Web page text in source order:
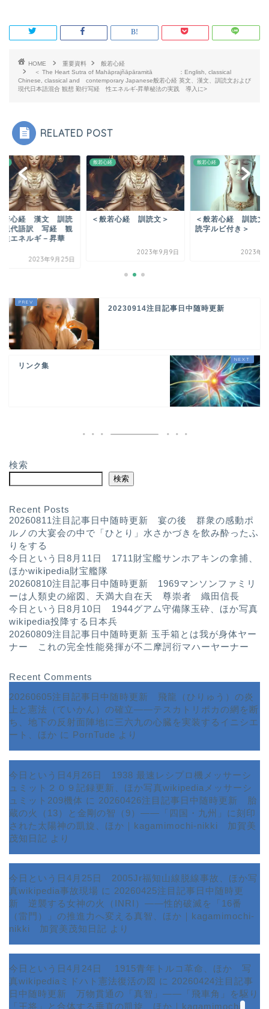
HOME 重要資料
般若心経
＜ The Heart Sutra of Mahāprajñāpāramitā ：English, classical
Chinese, classical and contemporary Japanese般若心経 英文、漢文、訓読文および
現代日本語混合 観想 勤行写経 性エネルギ-昇華秘法の実践 導入に>
RELATED POST
若心経 漢文 訓読
代語訳 写経 観
エネルギ－昇華
2023年9月25日
般若心経
＜般若心経 訓読文＞
2023年9月9日
般若心経
＜般若心経 訓読
読字ルビ付き＞
2023年9
20230914注目記事日中随時更新
リンク集
検索
検索
Recent Posts
20260811注目記事日中随時更新 宴の後 群衆の感動ポ
ルノの大宴会の中で「ひとり」水さかづきを飲み酔ったふ
りをする
今日という日8月11日 1711財宝艦サンホアキンの拿捕、
ほかwikipedia財宝艦隊
20260810注目記事日中随時更新 1969マンソンファミリ
ーは人類史の縮図、天満大自在天 尊崇者 織田信長
今日という日8月10日 1944グアム守備隊玉砕、ほか写真
wikipedia投降する日本兵
20260809注目記事日中随時更新 玉手箱とは我が身体ヤー
ナー これの完全性能発揮が不二摩訶衍マハーヤーナー
Recent Comments
20260605注目記事日中随時更新 飛龍（ひりゅう）の炎
上と憲法（ていかん）の確立――テスカトリポカの網を断
ち、地下の反射面陣地に三六九の心臓を実装するイニシエ
ート、ほか に PornTude より
今日という日4月26日 1938 最速レシプロ機メッサーシ
ュミット２０９記録更新、ほか写真wikipediaメッサーシ
ュミット209機体 に 20260426注目記事日中随時更新 胎
蔵の火（13）と金剛の智（9）――「四国・九州」に刻印
された太陽神の凱旋、ほか｜kagamimochi-nikki 加賀美
茂知日記 より
今日という日4月25日 2005Jr福知山線脱線事故、ほか写
真wikipedia事故現場 に 20260425注目記事日中随時更
新 逆襲する女神の火（INRI）――性的破滅を「16番
（雷門）」の推進力へ変える真智、ほか｜kagamimochi-
nikki 加賀美茂知日記 より
今日という日4月24日 1915青年トルコ革命、ほか 写
真wikipediaミドハト憲法復活の図 に 20260424注目記事
日中随時更新 万物貫通の「真智」――「飛車角」を駆り
「王将」と合体する垂直の凱旋、ほか｜kagamimochi-
ホーム
サービス